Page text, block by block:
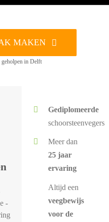
MAKEN
in Delft
-
Gediplomeerde
schoorsteenvegers
Meer dan
25 jaar
ervaring
Altijd een
veegbewijs
voor de